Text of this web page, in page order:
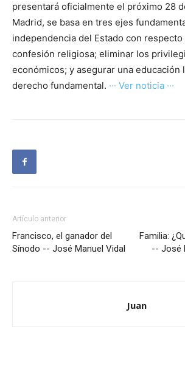
presentará oficialmente el próximo 28
Madrid, se basa en tres ejes
independencia del Estado con
confesión religiosa; eliminar los
económicos; y asegurar una educación
derecho fundamental. ··· Ver noticia ···
Artículo anterior
Francisco, el ganador del
Sínodo -- José Manuel Vidal
Familia:
-- José
Juan